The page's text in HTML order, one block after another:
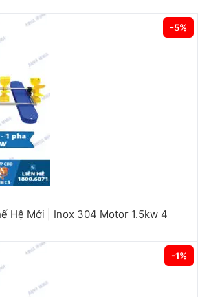
-5%
Hệ Mới | Inox 304 Motor 1.5kw 4
-1%